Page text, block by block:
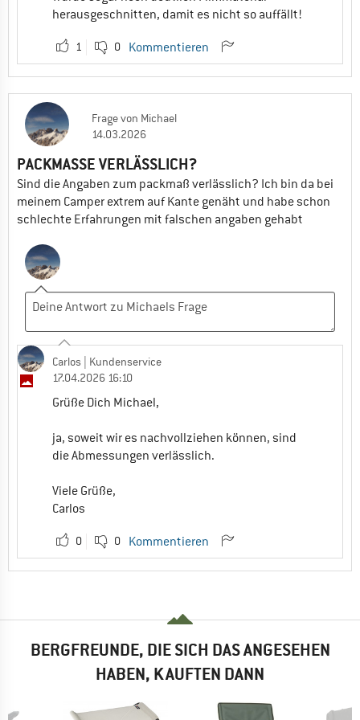
herausgeschnitten, damit es nicht so auffällt!
1 0 Kommentieren
Fragevon Michael
14.03.2026
PACKMASSE VERLÄSSLICH?
Sind die Angaben zum packmaß verlässlich? Ich bin da bei
meinem Camper extrem auf Kante genäht und habe schon
schlechte Erfahrungen mit falschen angaben gehabt
Carlos | Kundenservice
17.04.2026 16:10
Grüße Dich Michael,
ja, soweit wir es nachvollziehen können, sind
die Abmessungen verlässlich.
Viele Grüße,
Carlos
0 0 Kommentieren
BERGFREUNDE, DIE SICH DAS ANGESEHEN
HABEN, KAUFTEN DANN